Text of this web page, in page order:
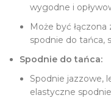
wygodne i
Może być
spodnie do tańca,
Spodnie do tańca:
Spodnie jazzowe,
elastyczne